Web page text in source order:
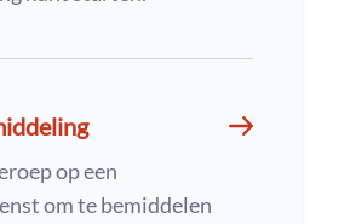
op een
om te bemiddelen